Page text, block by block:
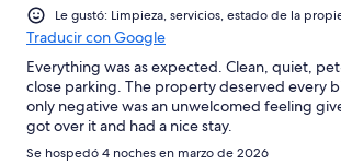
Le gustó: Limpieza, servicios, estado de la
Traducir con Google
Everything was as expected. Clean, quiet,
close parking. The property deserved every
only negative was an unwelcomed feeling
got over it and had a nice stay.
Se hospedó 4 noches en marzo de 2026